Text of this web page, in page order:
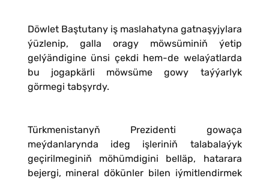
Döwlet Baştutany iş maslahatyna gatnaşyjylara
ýüzlenip, galla oragy möwsüminiň ýetip
gelýändigine ünsi çekdi hem-de welaýatlarda
bu jogapkärli möwsüme gowy taýýarlyk
görmegi tabşyrdy.
Türkmenistanyň Prezidenti gowaça
meýdanlarynda ideg işleriniň talabalaýyk
geçirilmeginiň möhümdigini belläp, hatarara
bejergi, mineral dökünler bilen iýmitlendirmek